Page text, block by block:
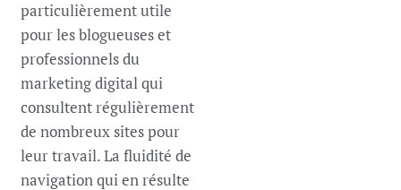
particulièrement utile
pour les blogueuses et
professionnels du
marketing digital qui
consultent régulièrement
de nombreux sites pour
leur travail. La fluidité de
navigation qui en résulte